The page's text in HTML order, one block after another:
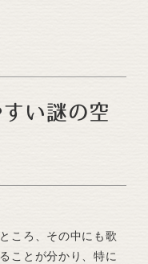
い謎の空
ころ、その中にも歌
ことが分かり、特に